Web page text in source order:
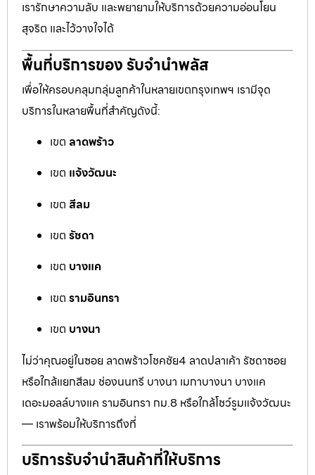
เรารักษาความลับ และพยายามให้บริการด้วยความอ่อนโยน
สุจริต และไว้วางใจได้
พื้นที่บริการของ รับจำนำพลัส
เพื่อให้ครอบคลุมกลุ่มลูกค้าในหลายเขตกรุงเทพฯ เรามีจุด
บริการในหลายพื้นที่สำคัญดังนี้:
เขต ลาดพร้าว
เขต แจ้งวัฒนะ
เขต สีลม
เขต รัชดา
เขต บางแค
เขต รามอินทรา
เขต บางนา
ไม่ว่าคุณอยู่ในซอย ลาดพร้าวโชคชัย4 ลาดปลาเค้า รัชดาซอย
หรือใกล้แยกสีลม ช่องนนทรี บางนา เมกาบางนา บางแค
เดอะมอลล์บางแค รามอินทรา กม.8 หรือใกล้โชว์รูมแจ้งวัฒนะ
— เราพร้อมให้บริการถึงที่
บริการรับจำนำสินค้าที่ให้บริการ